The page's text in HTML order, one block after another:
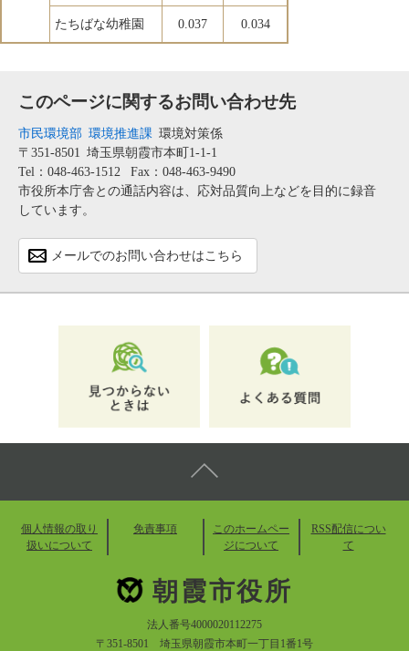
たちばな幼稚園 0.037 0.034
このページに関するお問い合わせ先
市民環境部 環境推進課 環境対策係
〒351-8501 埼玉県朝霞市本町1-1-1
Tel：048-463-1512
Fax：048-463-9490
市役所本庁舎との通話内容は、応対品質向上などを目的に録音
しています。
メールでのお問い合わせはこちら
個人情報の取り
扱いについて
免責事項
このホームペー
ジについて
RSS配信につい
て
朝霞市役所
法人番号4000020112275
〒351-8501 埼玉県朝霞市本町一丁目1番1号